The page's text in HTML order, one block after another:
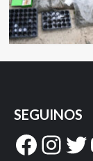
SEGUINOS